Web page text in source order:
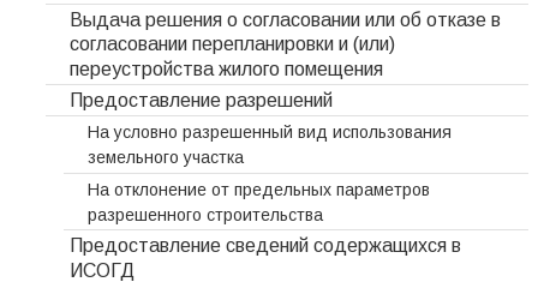
Выдача решения о согласовании или об отказе в
согласовании перепланировки и (или)
переустройства жилого помещения
Предоставление разрешений
На условно разрешенный вид использования
земельного участка
На отклонение от предельных параметров
разрешенного строительства
Предоставление сведений содержащихся в
ИСОГД